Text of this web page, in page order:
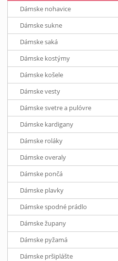
Dámske nohavice
Dámske sukne
Dámske saká
Dámske kostýmy
Dámske košele
Dámske vesty
Dámske svetre a pulóvre
Dámske kardigany
Dámske roláky
Dámske overaly
Dámske pončá
Dámske plavky
Dámske spodné prádlo
Dámske župany
Dámske pyžamá
Dámske pršiplášte